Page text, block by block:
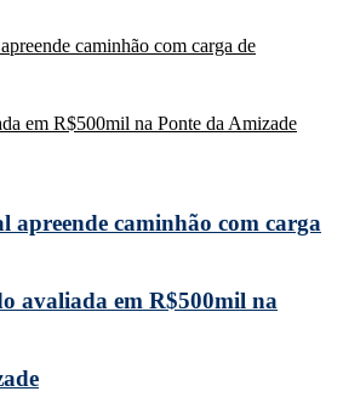
apreende caminhão com carga
avaliada em R$500mil na